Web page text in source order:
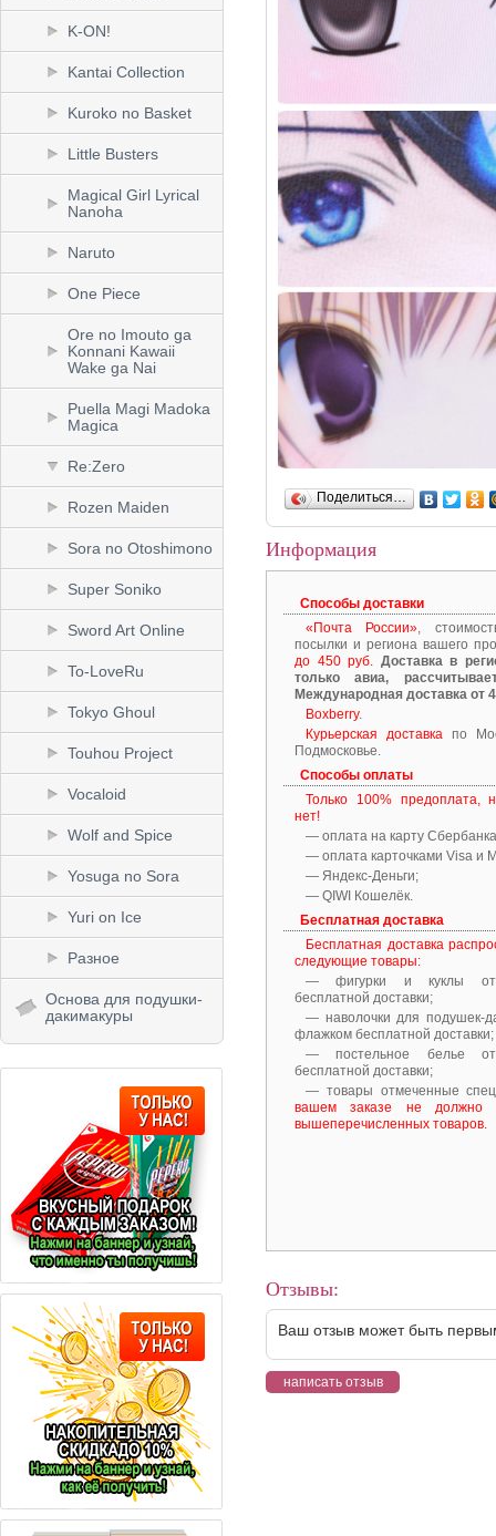
Поделиться…
Информация
Способы доставки
«Почта России» ,
посылки и региона вашего
до 450 руб.
Доставка в
только авиа,
Международная доставка от
Boxberry.
Курьерская доставка по
Подмосковье.
Способы оплаты
Только 100% предоплата,
нет!
— оплата на карту
— оплата карточками Visa и
— Яндекс-Деньги;
— QIWI Кошелёк.
Бесплатная доставка
Бесплатная доставка
следующие товары:
— фигурки и куклы
бесплатной доставки;
— наволочки для подушек-
флажком бесплатной доставки;
— постельное белье
бесплатной доставки;
— товары отмеченные
вашем заказе не должно
вышеперечисленных товаров.
Отзывы:
Ваш отзыв может быть
написать отзыв
K-ON!
Kantai Collection
Kuroko no Basket
Little Busters
Magical Girl Lyrical
Nanoha
Naruto
One Piece
Ore no Imouto ga
Konnani Kawaii
Wake ga Nai
Puella Magi Madoka
Magica
Re:Zero
Rozen Maiden
Sora no Otoshimono
Super Soniko
Sword Art Online
To-LoveRu
Tokyo Ghoul
Touhou Project
Vocaloid
Wolf and Spice
Yosuga no Sora
Yuri on Ice
Разное
Основа для подушки-
дакимакуры